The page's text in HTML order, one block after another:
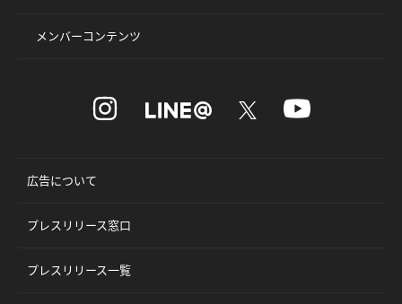
メンバーコンテンツ
広告について
プレスリリース窓口
プレスリリース一覧